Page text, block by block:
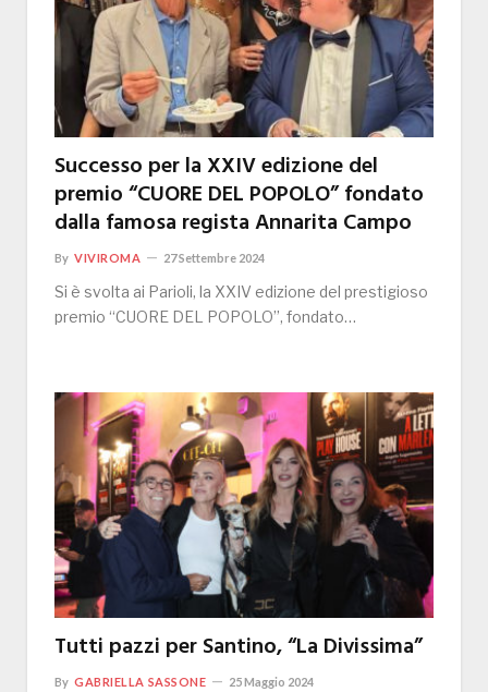
Successo per la XXIV edizione del
premio “CUORE DEL POPOLO” fondato
dalla famosa regista Annarita Campo
By VIVIROMA 27 Settembre 2024
Si è svolta ai Parioli, la XXIV edizione del prestigioso
premio “CUORE DEL POPOLO”, fondato…
Tutti pazzi per Santino, “La Divissima”
By GABRIELLA SASSONE 25 Maggio 2024